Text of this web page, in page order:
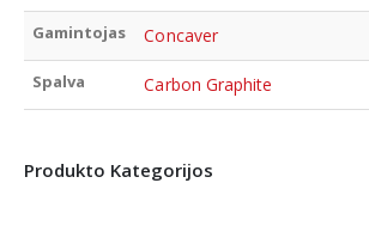
Gamintojas Concaver
Spalva Carbon Graphite
Produkto Kategorijos